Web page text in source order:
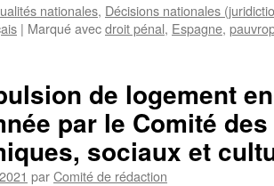
nationales, Décisions nationales
| Marqué avecdroit pénal, Espagne,
de logement
par le Comité
sociaux et
parComité de rédaction